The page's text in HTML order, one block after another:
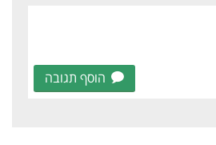
הוסף תגובה